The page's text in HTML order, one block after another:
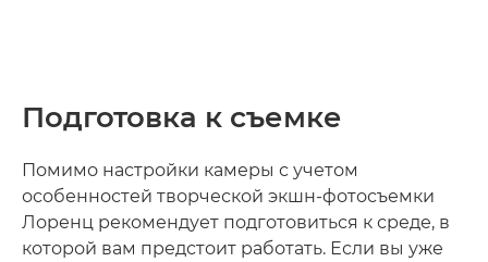
Подготовка к съемке
Помимо настройки камеры с учетом
особенностей творческой экшн-фотосъемки
Лоренц рекомендует подготовиться к среде, в
которой вам предстоит работать. Если вы уже